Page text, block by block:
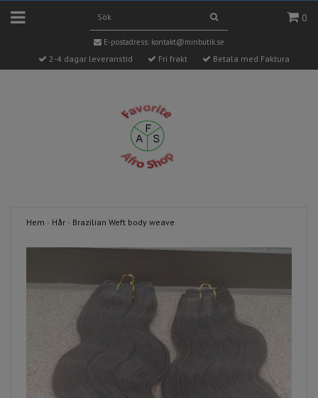
0
E-postadress: kontakt@minbutik.se
2-4 dagar leveranstid Fri frakt Betala med Faktura
Hem › Hår › Brazilian Weft body weave